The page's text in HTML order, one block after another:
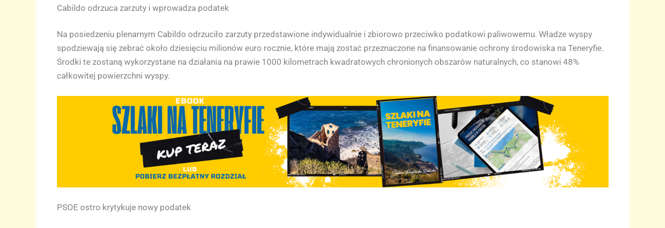
Cabildo odrzuca zarzuty i wprowadza podatek
Na posiedzeniu plenarnym Cabildo odrzuciło zarzuty przedstawione indywidualnie i zbiorowo przeciwko podatkowi paliwowemu. Władze wyspy
spodziewają się zebrać około dziesięciu milionów euro rocznie, które mają zostać przeznaczone na finansowanie ochrony środowiska na Teneryfie.
Środki te zostaną wykorzystane na działania na prawie 1000 kilometrach kwadratowych chronionych obszarów naturalnych, co stanowi 48%
całkowitej powierzchni wyspy.
PSOE ostro krytykuje nowy podatek